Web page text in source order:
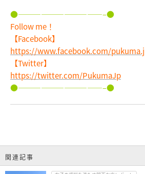
●———————————–●
Follow me！
【Facebook】
https://www.facebook.com/
【Twitter】
https://twitter.com/PukumaJp
●———————————–●
関連記事